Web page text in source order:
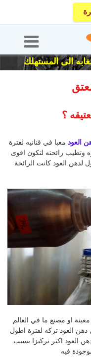
الى المستهلك
؟
العود معبا في قنانيه لفترة
وتطيب رائحته لتكون اقوى
لدهن العود كانت الرائحة
او مصنع ما في العالم
العود تركه لفترة اطول
العود اكثر تركيزا بسبب
فيه